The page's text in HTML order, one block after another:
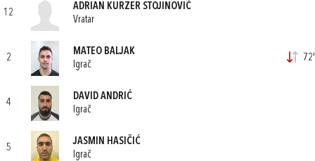
12
ADRIAN KURZER STOJINOVIĆ
Vratar
2
MATEO BALJAK
Igrač
72'
4
DAVID ANDRIĆ
Igrač
5
JASMIN HASIČIĆ
Igrač